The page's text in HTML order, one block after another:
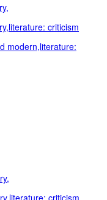
criticism
modern,literature:
criticism